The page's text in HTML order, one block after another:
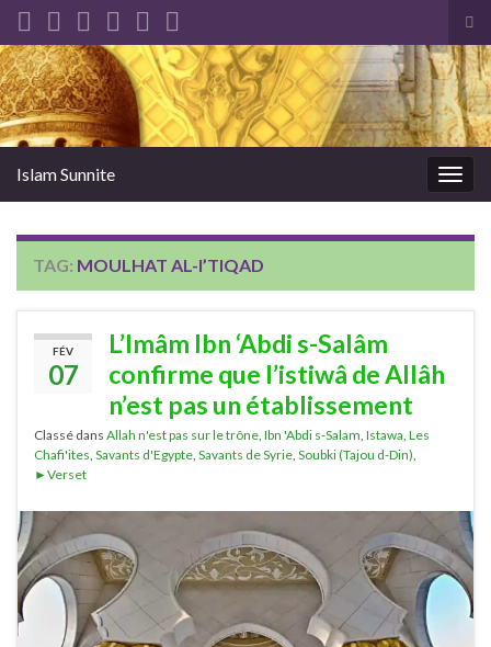
Search for:
Islam Sunnite
TAG: MOULHAT AL-I’TIQAD
FÉV
07
L’Imâm Ibn ‘Abdi s-Salâm
confirme que l’istiwâ de Allâh
n’est pas un établissement
Classé dans Allah n'est pas sur le trône Ibn 'Abdi s-Salam Istawa Les
Chafi'ites Savants d'Egypte Savants de Syrie Soubki (Tajou d-Din)
►Verset